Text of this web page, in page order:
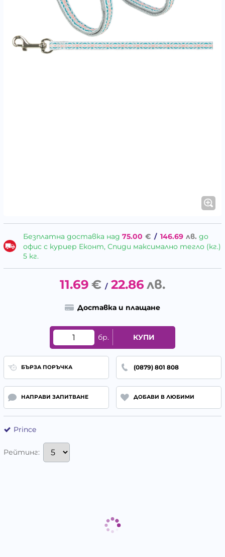
Безплатна доставка над 75.00 € / 146.69 лв. до
офис с куриер Еконт, Спиди максимално тегло (кг.)
5 кг.
11.69 € / 22.86 лв.
Доставка и плащане
бр. КУПИ
БЪРЗА ПОРЪЧКА (0879) 801 808
НАПРАВИ ЗАПИТВАНЕ ДОБАВИ В ЛЮБИМИ
Prince
Рейтинг: